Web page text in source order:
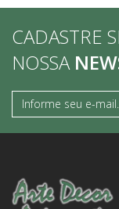
CADASTRE
NOSSA